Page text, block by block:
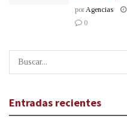
por Agencias
0
Entradas recientes